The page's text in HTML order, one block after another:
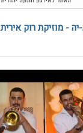
יה - מוזיקת רוק אירית